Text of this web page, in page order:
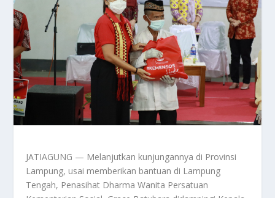
JATIAGUNG — Melanjutkan kunjungannya di Provinsi
Lampung, usai memberikan bantuan di Lampung
Tengah, Penasihat Dharma Wanita Persatuan